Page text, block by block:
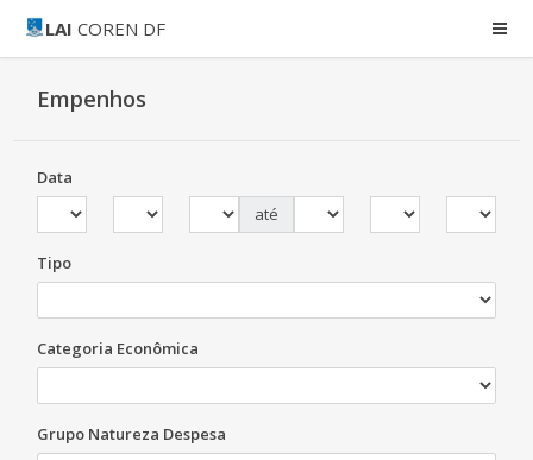
LAI COREN DF
Empenhos
Data
até
Tipo
Categoria Econômica
Grupo Natureza Despesa